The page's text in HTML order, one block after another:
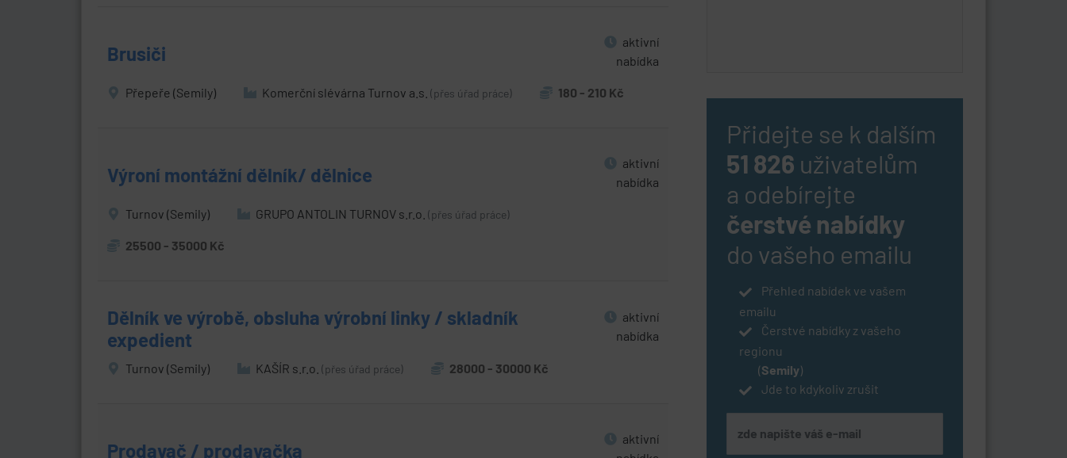
Brusiči
aktivní
nabídka
Přepeře (Semily) Komerční slévárna Turnov a.s. (přes úřad práce) 180 - 210 Kč
Výroní montážní dělník/ dělnice
aktivní
nabídka
Turnov (Semily) GRUPO ANTOLIN TURNOV s.r.o. (přes úřad práce)
25500 - 35000 Kč
Dělník ve výrobě, obsluha výrobní linky / skladník
expedient
aktivní
nabídka
Turnov (Semily) KAŠÍR s.r.o. (přes úřad práce) 28000 - 30000 Kč
Prodavač / prodavačka
aktivní
Přidejte se k dalším
51 826 uživatelům
a odebírejte
čerstvé nabídky
do vašeho emailu
Přehled nabídek ve vašem
emailu
Čerstvé nabídky z vašeho
regionu
(Semily)
Jde to kdykoliv zrušit